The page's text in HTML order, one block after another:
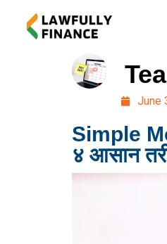
June
Simple
४ आसान